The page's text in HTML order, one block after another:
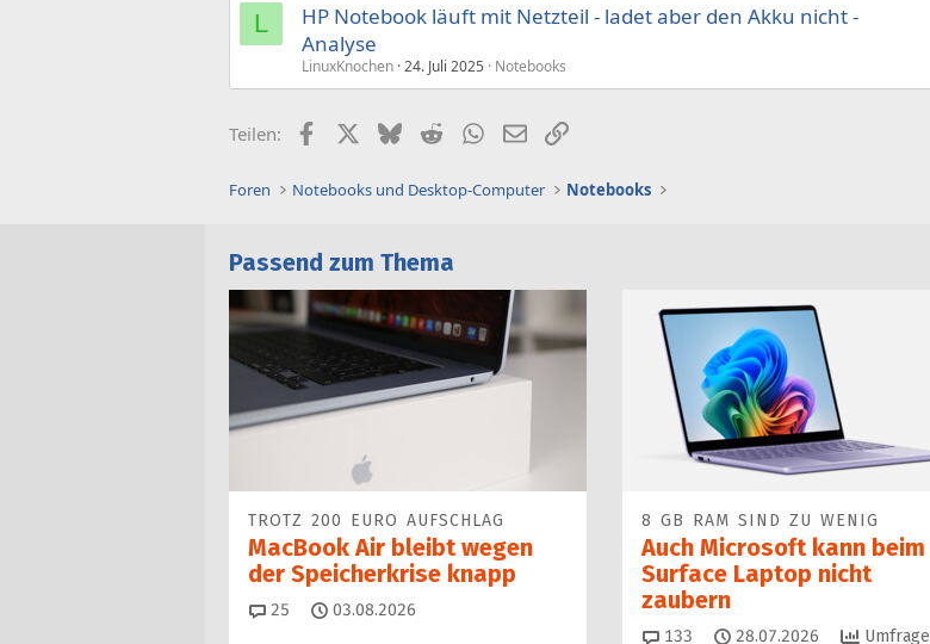
L
HP Notebook läuft mit Netzteil - ladet aber den Akku nicht -
Analyse
LinuxKnochen 24. Juli 2025 Notebooks
Teilen: FacebookX (Twitter)
BlueskyRedditWhatsApp
E-MailLink
Foren Notebooks und Desktop-Computer Notebooks
Passend zum Thema
TROTZ 200 EURO AUFSCHLAG
MacBook Air bleibt wegen
der Speicherkrise knapp
25 Kommentare
03.08.2026
8 GB RAM SIND ZU WENIG
Auch Microsoft kann beim
Surface Laptop nicht
zaubern
133 Kommentare
28.07.2026 Umfrage